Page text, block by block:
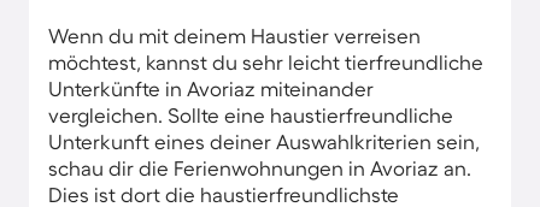
Wenn du mit deinem Haustier verreisen
möchtest, kannst du sehr leicht tierfreundliche
Unterkünfte in Avoriaz miteinander
vergleichen. Sollte eine haustierfreundliche
Unterkunft eines deiner Auswahlkriterien sein,
schau dir die Ferienwohnungen in Avoriaz an.
Dies ist dort die haustierfreundlichste